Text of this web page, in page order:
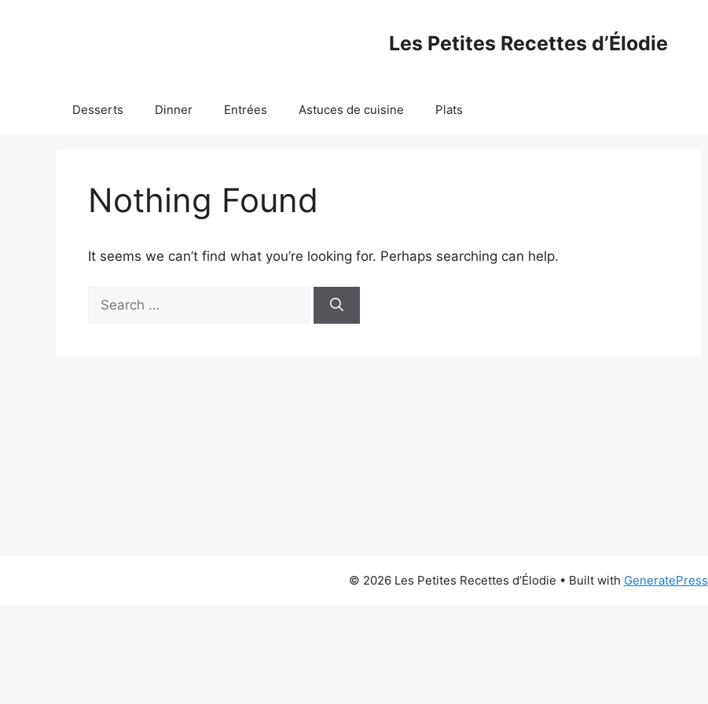
Les Petites Recettes d’Élodie
Desserts Dinner Entrées Astuces de cuisine Plats
Nothing Found
It seems we can’t find what you’re looking for. Perhaps searching can help.
for:
© 2026 Les Petites Recettes d’Élodie • Built with GeneratePress